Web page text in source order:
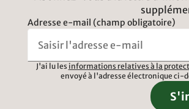
Adresse e-mail (champ obligatoire)
J'ai lu les informations relatives à la
envoyé à l'adresse électronique ci-